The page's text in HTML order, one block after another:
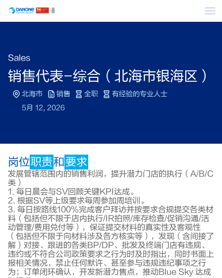
Sales
销售代表-综合（北海市银海区）
北海市 销售 全职
有经验的专业人士
5月 12, 2026
岗位职责和要求
发展管辖范围内的销售利润，提升潜力门店的执行（A/B/C
类）
1. 每日晨会与SV回顾关键KPI达成。
2. 根据SV等上级要求每周参加周培训。
3. 每日按路线100%完成客户拜访并按要求合规提交各类材
料（包括但不限于店内执行/IR拍照/库存检查/促销沟通/活
动管理/费用兑付等），保证提交材料的真实性及客观性
（包括但不限于向材料涉及各方核实等），发现（含间接了
解）对接、跟进的各类BP/DP、批发及终端门店有违规、
违约或不符合公司政策要求之行为时及时指出，同时书面上
报相关情况，禁止任何默许、甚至参与违规违纪事项之行
为；订单闭环确认，开发新潜力售点，推动Blue Sky 达成